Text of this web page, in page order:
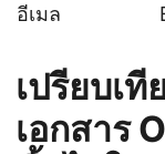
อีเมล
เปรียบเ
เอกสาร